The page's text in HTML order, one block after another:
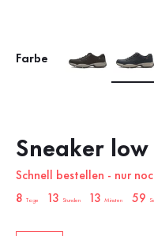
Farbe
Sneaker
Schnell bestellen - nur
sale.countdown.description
8 Tage 13 Stunden 13 Minuten 58